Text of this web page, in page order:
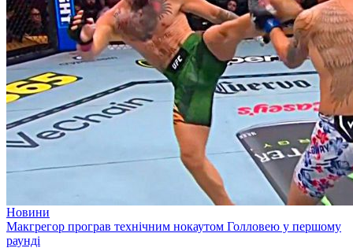
Новини
Макгрегор програв технічним нокаутом Голловею у першому
раунді